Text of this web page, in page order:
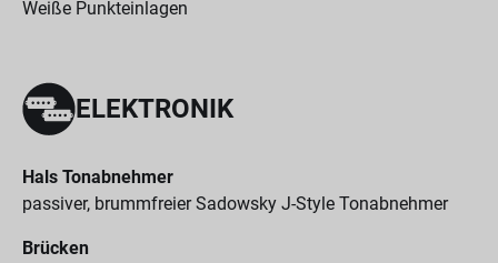
Weiße Punkteinlagen
ELEKTRONIK
Hals Tonabnehmer
passiver, brummfreier Sadowsky J-Style Tonabnehmer
Brücken